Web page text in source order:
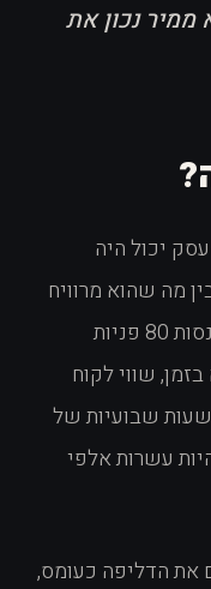
נכון את
יכול היה
מה שהוא מרוויח
בפועל. זה לא חזון, זה מספר. אם נכנסות 80 פניות
בזמן, שווי לקוח
ממוצע הוא 3,000 ש״ח, ויש עוד 10 שעות שבועיות של
עשרות אלפי
את הדליפה כעומס,